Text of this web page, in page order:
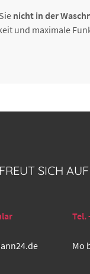
nicht in der
und maximale
SICH
Tel.
Mo